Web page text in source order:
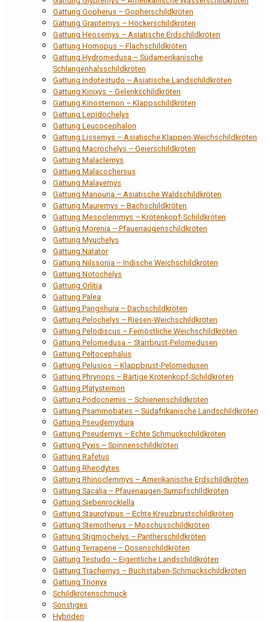
Gattung Gopherus – Gopherschildkröten
Gattung Graptemys – Höckerschildkröten
Gattung Heosemys – Asiatische Erdschildkröten
Gattung Homopus – Flachschildkröten
Gattung Hydromedusa – Südamerikanische
Schlangenhalsschildkröten
Gattung Indotestudo – Asiatische Landschildkröten
Gattung Kinixys – Gelenkschildkröten
Gattung Kinosternon – Klappschildkröten
Gattung Lepidochelys
Gattung Leucocephalon
Gattung Lissemys – Asiatische Klappen-Weichschildkröten
Gattung Macrochelys – Geierschildkröten
Gattung Malaclemys
Gattung Malacochersus
Gattung Malayemys
Gattung Manouria – Asiatische Waldschildkröten
Gattung Mauremys – Bachschildkröten
Gattung Mesoclemmys – Krötenkopf-Schildkröten
Gattung Morenia – Pfauenaugenschildkröten
Gattung Myuchelys
Gattung Natator
Gattung Nilssonia – Indische Weichschildkröten
Gattung Notochelys
Gattung Orlitia
Gattung Palea
Gattung Pangshura – Dachschildkröten
Gattung Pelochelys – Riesen-Weichschildkröten
Gattung Pelodiscus – Fernöstliche Weichschildkröten
Gattung Pelomedusa – Starrbrust-Pelomedusen
Gattung Peltocephalus
Gattung Pelusios – Klappbrust-Pelomedusen
Gattung Phrynops – Bärtige Krötenkopf-Schildkröten
Gattung Platysternon
Gattung Podocnemis – Schienenschildkröten
Gattung Psammobates – Südafrikanische Landschildkröten
Gattung Pseudemydura
Gattung Pseudemys – Echte Schmuckschildkröten
Gattung Pyxis – Spinnenschildkröten
Gattung Rafetus
Gattung Rheodytes
Gattung Rhinoclemmys – Amerikanische Erdschildkröten
Gattung Sacalia – Pfauenaugen-Sumpfschildkröten
Gattung Siebenrockiella
Gattung Staurotypus – Echte Kreuzbrustschildkröten
Gattung Sternotherus – Moschusschildkröten
Gattung Stigmochelys – Pantherschildkröten
Gattung Terrapene – Dosenschildkröten
Gattung Testudo – Eigentliche Landschildkröten
Gattung Trachemys – Buchstaben-Schmuckschildkröten
Gattung Trionyx
Schildkrötenschmuck
Sonstiges
Hybriden